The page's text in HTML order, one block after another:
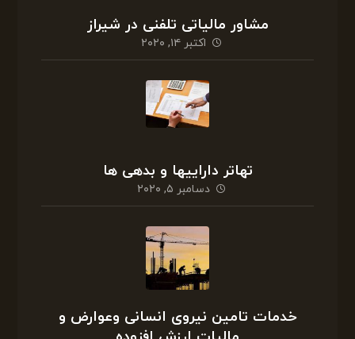
مشاور مالیاتی تلفنی در شیراز
اکتبر ۱۴, ۲۰۲۰
تهاتر داراییها و بدهی ها
دسامبر ۵, ۲۰۲۰
خدمات تامین نیروی انسانی وعوارض و